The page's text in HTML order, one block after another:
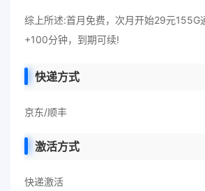
综上所述:首月免费，次月开始29元155G
+100分钟，到期可续!
快递方式
京东/顺丰
激活方式
快递激活